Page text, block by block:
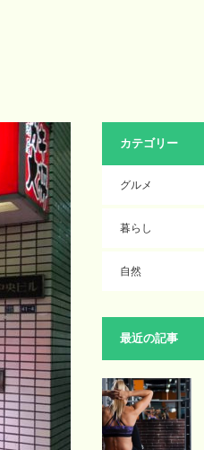
カテゴリー
グルメ
暮らし
自然
最近の記事